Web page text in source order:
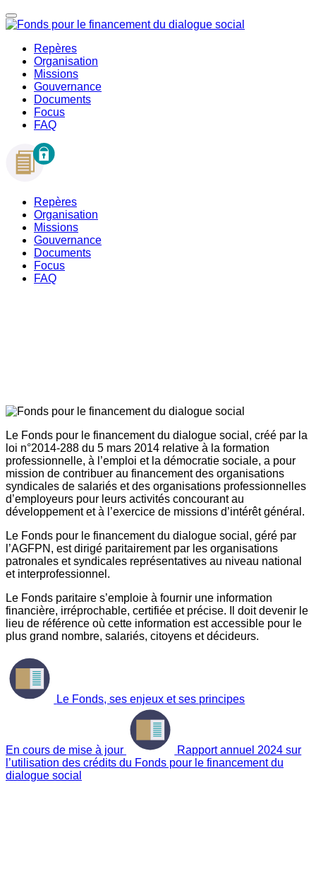
Repères
Organisation
Missions
Gouvernance
Documents
Focus
FAQ
Repères
Organisation
Missions
Gouvernance
Documents
Focus
FAQ
Le Fonds pour le financement du dialogue social, créé par la
loi n°2014-288 du 5 mars 2014 relative à la formation
professionnelle, à l’emploi et la démocratie sociale, a pour
mission de contribuer au financement des organisations
syndicales de salariés et des organisations professionnelles
d’employeurs pour leurs activités concourant au
développement et à l’exercice de missions d’intérêt général.
Le Fonds pour le financement du dialogue social, géré par
l’AGFPN, est dirigé paritairement par les organisations
patronales et syndicales représentatives au niveau national
et interprofessionnel.
Le Fonds paritaire s’emploie à fournir une information
financière, irréprochable, certifiée et précise. Il doit devenir le
lieu de référence où cette information est accessible pour le
plus grand nombre, salariés, citoyens et décideurs.
Le Fonds, ses enjeux et ses principes
En cours de mise à jour
Rapport annuel 2024 sur
l’utilisation des crédits du Fonds pour le financement du
dialogue social